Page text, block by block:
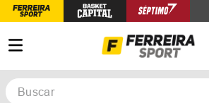
Buscar